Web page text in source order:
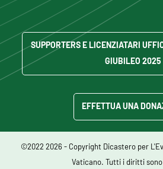
SUPPORTERS E LICENZIATARI
GIUBILEO 2025
EFFETTUA UNA
©2022 2026 - Copyright Dicastero per
Vaticano. Tutti i diritti